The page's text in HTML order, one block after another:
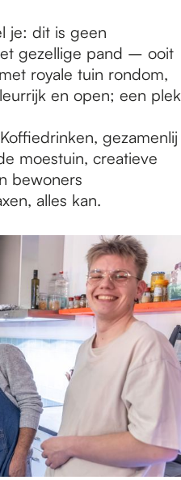
je: dit is geen
gezellige pand – ooit
royale tuin rondom,
en open; een plek
gezamenlij
moestuin, creatieve
bewoners
alles kan.